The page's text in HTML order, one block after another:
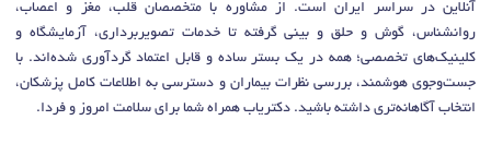
آنلاین در سراسر ایران است. از مشاوره با متخصصان قلب، مغز و اعصاب،
روانشناس، گوش و حلق و بینی گرفته تا خدمات تصویربرداری، آزمایشگاه و
کلینیک‌های تخصصی؛ همه در یک بستر ساده و قابل اعتماد گردآوری شده‌اند. با
جست‌وجوی هوشمند، بررسی نظرات بیماران و دسترسی به اطلاعات کامل پزشکان،
انتخاب آگاهانه‌تری داشته باشید. دکتریاب همراه شما برای سلامت امروز و فردا.